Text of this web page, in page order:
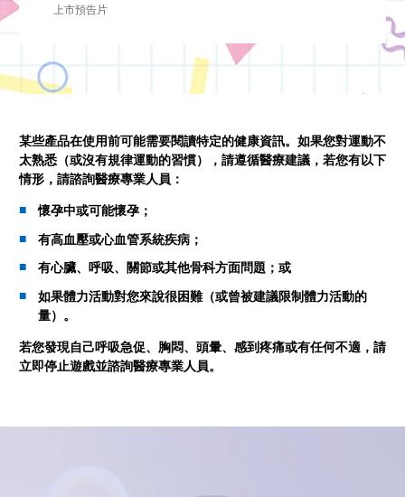
上市預告片
某些產品在使用前可能需要閱讀特定的健康資訊。如果您對運動不
太熟悉（或沒有規律運動的習慣），請遵循醫療建議，若您有以下
情形，請諮詢醫療專業人員：
懷孕中或可能懷孕；
有高血壓或心血管系統疾病；
有心臟、呼吸、關節或其他骨科方面問題；或
如果體力活動對您來說很困難（或曾被建議限制體力活動的
量）。
若您發現自己呼吸急促、胸悶、頭暈、感到疼痛或有任何不適，請
立即停止遊戲並諮詢醫療專業人員。